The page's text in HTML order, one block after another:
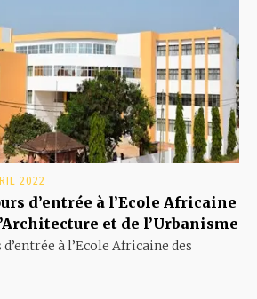
2022
d’entrée à l’Ecole Africaine
et de l’Urbanisme
à l’Ecole Africaine des